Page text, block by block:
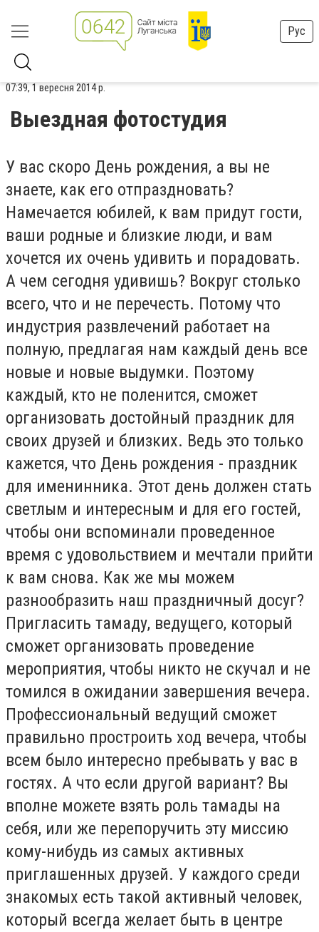
Рус
07:39, 1 вересня 2014 р.
Выездная фотостудия
У вас скоро День рождения, а вы не
знаете, как его отпраздновать?
Намечается юбилей, к вам придут гости,
ваши родные и близкие люди, и вам
хочется их очень удивить и порадовать.
А чем сегодня удивишь? Вокруг столько
всего, что и не перечесть. Потому что
индустрия развлечений работает на
полную, предлагая нам каждый день все
новые и новые выдумки. Поэтому
каждый, кто не поленится, сможет
организовать достойный праздник для
своих друзей и близких. Ведь это только
кажется, что День рождения - праздник
для именинника. Этот день должен стать
светлым и интересным и для его гостей,
чтобы они вспоминали проведенное
время с удовольствием и мечтали прийти
к вам снова. Как же мы можем
разнообразить наш праздничный досуг?
Пригласить тамаду, ведущего, который
сможет организовать проведение
мероприятия, чтобы никто не скучал и не
томился в ожидании завершения вечера.
Профессиональный ведущий сможет
правильно простроить ход вечера, чтобы
всем было интересно пребывать у вас в
гостях. А что если другой вариант? Вы
вполне можете взять роль тамады на
себя, или же перепоручить эту миссию
кому-нибудь из самых активных
приглашенных друзей. У каждого среди
знакомых есть такой активный человек,
который всегда желает быть в центре